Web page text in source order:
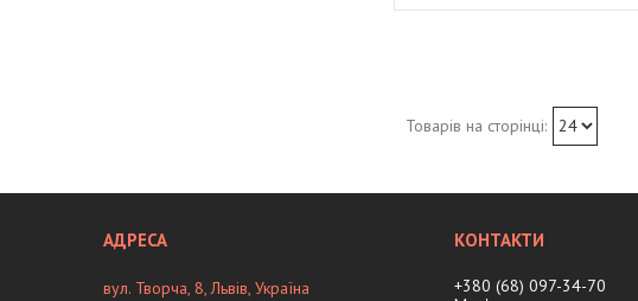
вул. Творча, 8, Львів, Україна
+380 (68) 097-34-70